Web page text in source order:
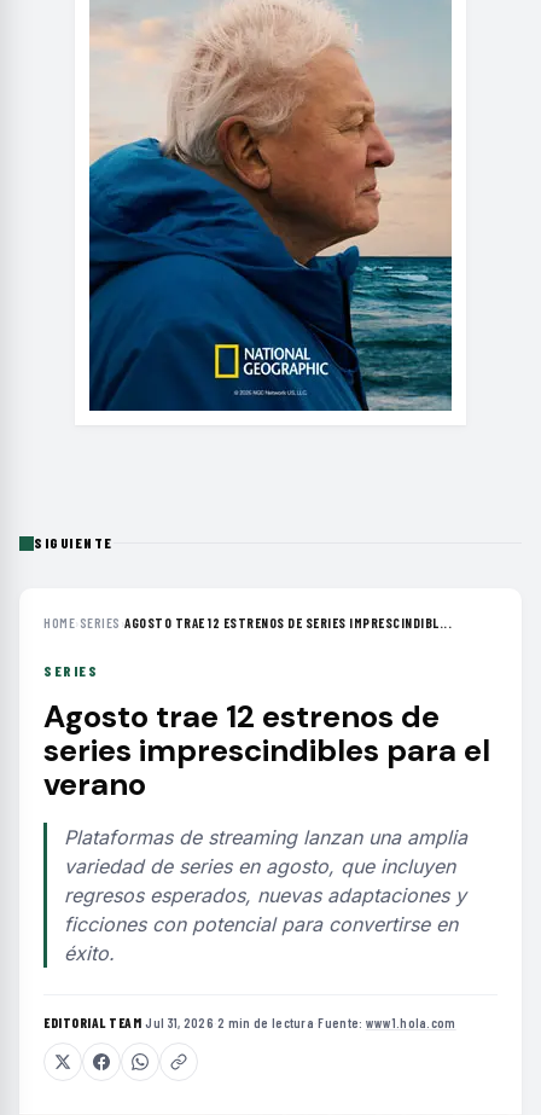
SIGUIENTE
HOME› SERIES ›AGOSTO TRAE 12 ESTRENOS DE SERIES IMPRESCINDIBL...
SERIES
Agosto trae 12 estrenos de
series imprescindibles para el
verano
Plataformas de streaming lanzan una amplia
variedad de series en agosto, que incluyen
regresos esperados, nuevas adaptaciones y
ficciones con potencial para convertirse en
éxito.
EDITORIAL TEAM·Jul 31, 2026·2 min de lectura·Fuente: www1.hola.com